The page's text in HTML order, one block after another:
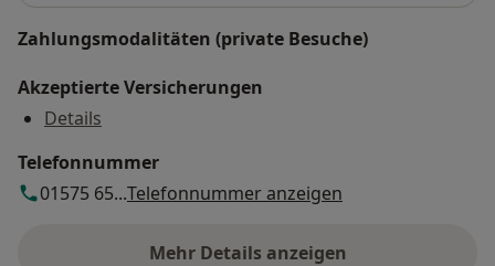
Zahlungsmodalitäten (private Besuche)
Akzeptierte Versicherungen
Details
Telefonnummer
01575 65...Telefonnummer anzeigen
Mehr Details anzeigen